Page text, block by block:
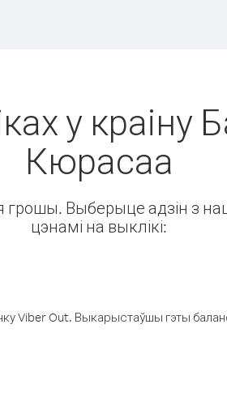
у краіну
Кюрасаа
Выберыце адзін з
цэнамі на выклікі:
Viber Out. Выкарыстаўшы гэты